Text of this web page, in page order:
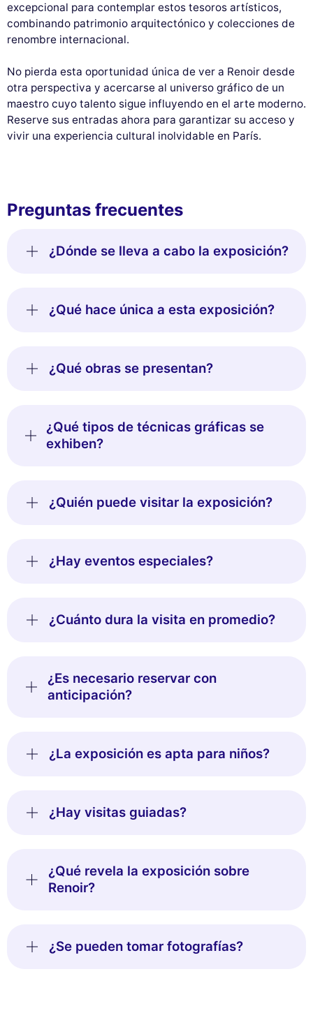
excepcional para contemplar estos tesoros artísticos,
combinando patrimonio arquitectónico y colecciones de
renombre internacional.
No pierda esta oportunidad única de ver a Renoir desde
otra perspectiva y acercarse al universo gráfico de un
maestro cuyo talento sigue influyendo en el arte moderno.
Reserve sus entradas ahora para garantizar su acceso y
vivir una experiencia cultural inolvidable en París.
Preguntas frecuentes
¿Dónde se lleva a cabo la exposición?
¿Qué hace única a esta exposición?
¿Qué obras se presentan?
¿Qué tipos de técnicas gráficas se
exhiben?
¿Quién puede visitar la exposición?
¿Hay eventos especiales?
¿Cuánto dura la visita en promedio?
¿Es necesario reservar con
anticipación?
¿La exposición es apta para niños?
¿Hay visitas guiadas?
¿Qué revela la exposición sobre
Renoir?
¿Se pueden tomar fotografías?